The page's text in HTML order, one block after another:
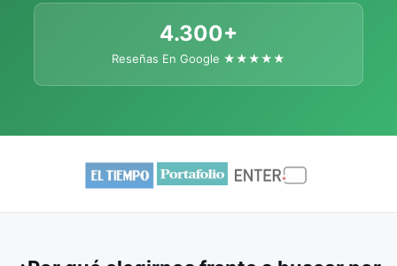
4.300+
Reseñas En Google ★★★★★